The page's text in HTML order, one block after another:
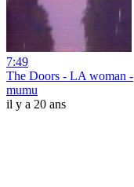
7:49
The Doors - LA woman -
mumu
il y a 20 ans